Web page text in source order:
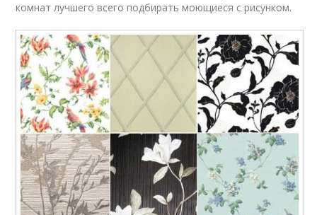
комнат лучшего всего подбирать моющиеся с рисунком.